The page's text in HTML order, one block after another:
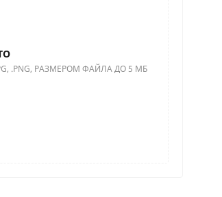
.PNG, РАЗМЕРОМ ФАЙЛА ДО 5 МБ